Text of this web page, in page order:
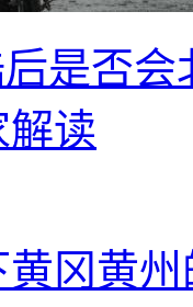
是否
读
冈黄